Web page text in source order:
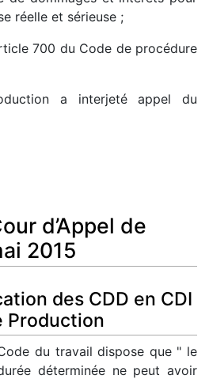
réelle et sérieuse ;
700 du Code de procédure
a interjeté appel du
d’Appel de
2015
des CDD en CDI
Production
du travail dispose que " le
déterminée ne peut avoir